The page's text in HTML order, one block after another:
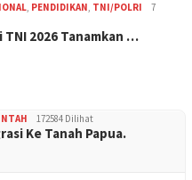
, PENDIDIKAN, TNI/POLRI
7
2026 Tanamkan …
172584 Dilihat
Ke Tanah Papua.